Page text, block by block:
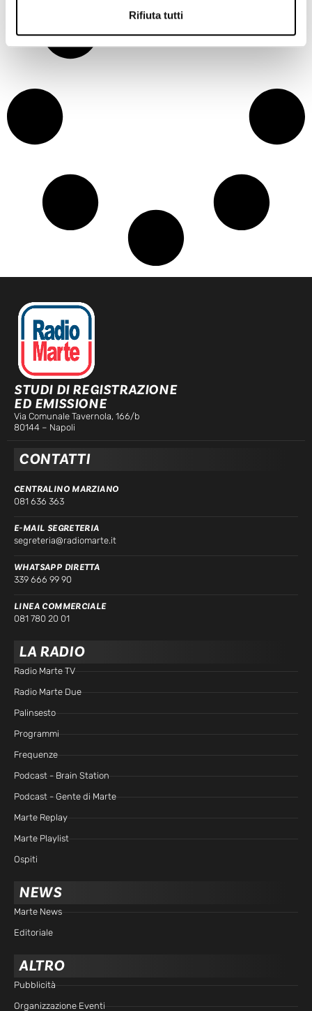
Rifiuta tutti
STUDI DI REGISTRAZIONE
ED EMISSIONE
Via Comunale Tavernola, 166/b
80144 – Napoli
CONTATTI
CENTRALINO MARZIANO
081 636 363
E-MAIL SEGRETERIA
segreteria@radiomarte.it
WHATSAPP DIRETTA
339 666 99 90
LINEA COMMERCIALE
081 780 20 01
LA RADIO
Radio Marte TV
Radio Marte Due
Palinsesto
Programmi
Frequenze
Podcast - Brain Station
Podcast - Gente di Marte
Marte Replay
Marte Playlist
Ospiti
NEWS
Marte News
Editoriale
ALTRO
Pubblicità
Organizzazione Eventi